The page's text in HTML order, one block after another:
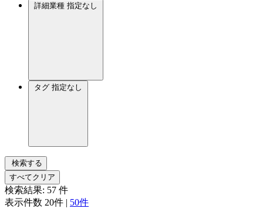
詳細業種 指定なし
タグ 指定なし
検索する
すべてクリア
検索結果: 57 件
表示件数 20件 | 50件